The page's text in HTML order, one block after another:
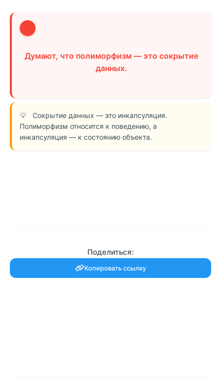
Думают, что полиморфизм — это сокрытие
данных.
Сокрытие данных — это инкапсуляция.
Полиморфизм относится к поведению, а
инкапсуляция — к состоянию объекта.
Поделиться:
Копировать ссылку